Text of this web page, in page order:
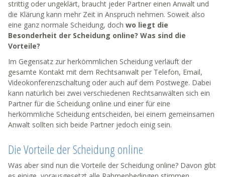
strittig oder ungeklärt, braucht jeder Partner einen Anwalt und
die Klärung kann mehr Zeit in Anspruch nehmen. Soweit also
eine ganz normale Scheidung, doch wo liegt die
Besonderheit der Scheidung online? Was sind die
Vorteile?
Im Gegensatz zur herkömmlichen Scheidung verläuft der
gesamte Kontakt mit dem Rechtsanwalt per Telefon, Email,
Videokonferenzschaltung oder auch auf dem Postwege. Dabei
kann natürlich bei zwei verschiedenen Rechtsanwälten sich ein
Partner für die Scheidung online und einer für eine
herkömmliche Scheidung entscheiden, bei einem gemeinsamen
Anwalt sollten sich beide Partner jedoch einig sein.
Die Vorteile der Scheidung online
Was aber sind nun die Vorteile der Scheidung online? Davon gibt